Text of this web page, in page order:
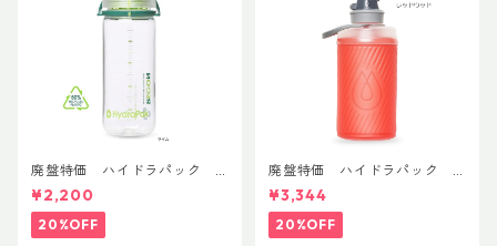
廃盤特価 ハイドラパック
リーコン ツイスト＆シップ 50
0ml
¥2,200
20%OFF
廃盤特価 ハイドラパック
フラックス 750ml
¥3,344
20%OFF